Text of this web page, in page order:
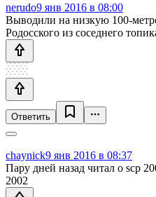
nerudo9 янв 2016 в 08:00
Выводили на низкую 100-
Родосского из соседнего
Ответить
chaynick9 янв 2016 в 08:37
Пару дней назад читал о scp
2002